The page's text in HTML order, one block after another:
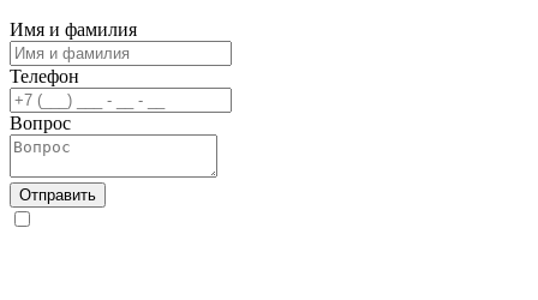
Имя и фамилия
Телефон
Вопрос
Отправить